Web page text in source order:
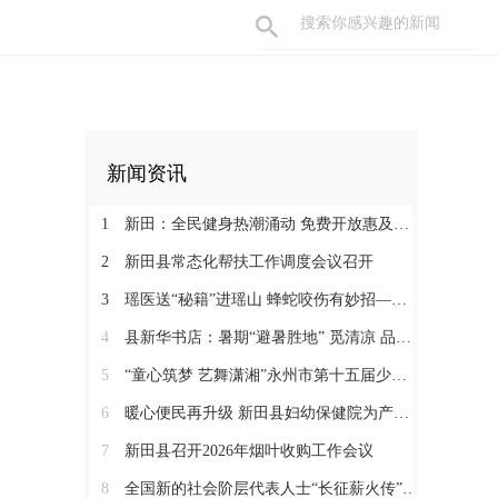
新闻资讯
1 新田：全民健身热潮涌动 免费开放惠及千家万户
2 新田县常态化帮扶工作调度会议召开
3 瑶医送“秘籍”进瑶山 蜂蛇咬伤有妙招——新田县起头岭村这场养生讲座接地气又实用
4 县新华书店：暑期“避暑胜地” 觅清凉 品书香
5 “童心筑梦 艺舞潇湘”永州市第十五届少儿音乐舞蹈大赛决赛在新田圆满落幕
6 暖心便民再升级 新田县妇幼保健院为产检孕妇提供免费早餐
7 新田县召开2026年烟叶收购工作会议
8 全国新的社会阶层代表人士“长征薪火传”来新宣介